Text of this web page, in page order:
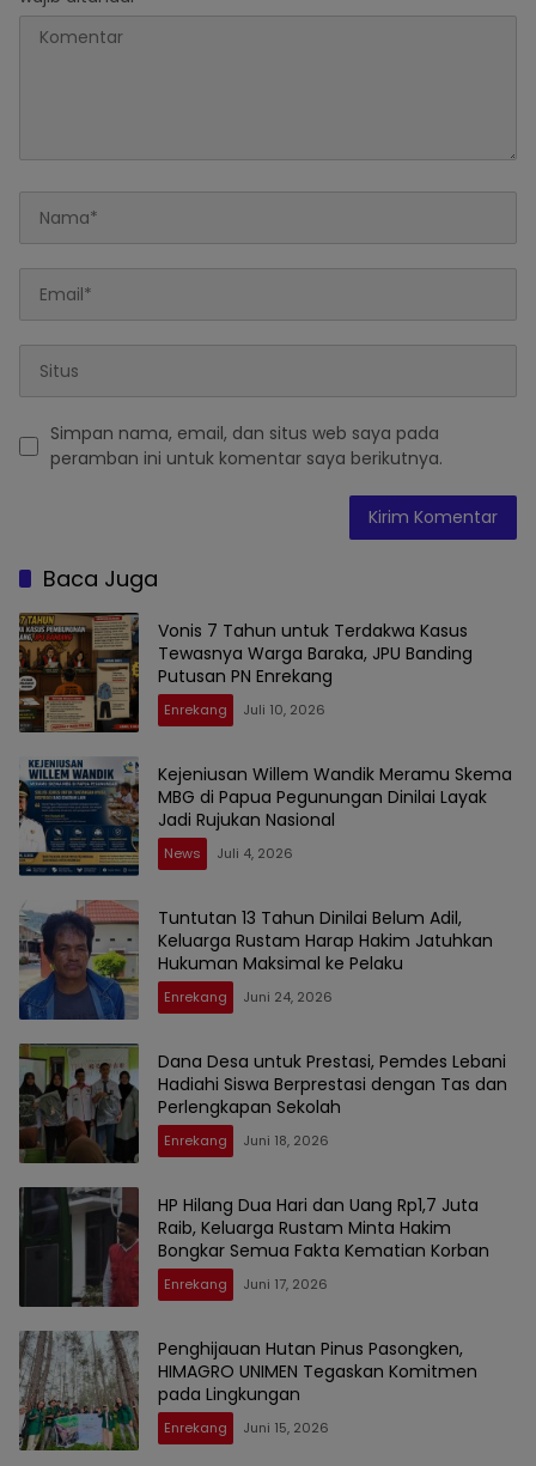
Simpan nama, email, dan situs web saya pada
peramban ini untuk komentar saya berikutnya.
Baca Juga
Vonis 7 Tahun untuk Terdakwa Kasus
Tewasnya Warga Baraka, JPU Banding
Putusan PN Enrekang
Enrekang Juli 10, 2026
Kejeniusan Willem Wandik Meramu Skema
MBG di Papua Pegunungan Dinilai Layak
Jadi Rujukan Nasional
News Juli 4, 2026
Tuntutan 13 Tahun Dinilai Belum Adil,
Keluarga Rustam Harap Hakim Jatuhkan
Hukuman Maksimal ke Pelaku
Enrekang Juni 24, 2026
Dana Desa untuk Prestasi, Pemdes Lebani
Hadiahi Siswa Berprestasi dengan Tas dan
Perlengkapan Sekolah
Enrekang Juni 18, 2026
HP Hilang Dua Hari dan Uang Rp1,7 Juta
Raib, Keluarga Rustam Minta Hakim
Bongkar Semua Fakta Kematian Korban
Enrekang Juni 17, 2026
Penghijauan Hutan Pinus Pasongken,
HIMAGRO UNIMEN Tegaskan Komitmen
pada Lingkungan
Enrekang Juni 15, 2026